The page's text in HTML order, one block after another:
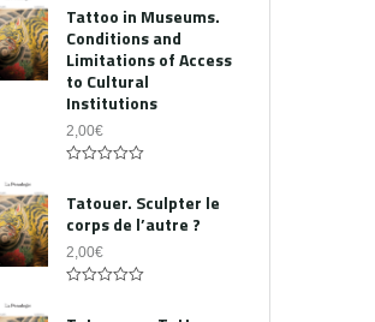
out
of
5
Tattoo in Museums.
Conditions and
Limitations of Access
to Cultural
Institutions
2,00€
out
of
5
Tatouer. Sculpter le
corps de l’autre ?
2,00€
out